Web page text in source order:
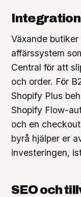
Växande
affärssystem
Central för att
och order. För
Shopify Plus
Shopify Flow-
och en
byrå hjälper er
investeringen,
SEO och